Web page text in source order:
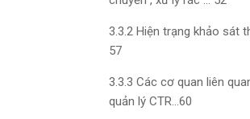
3.3.2 Hiện trạng khảo sát
57
3.3.3 Các cơ quan liên
quản lý CTR…60